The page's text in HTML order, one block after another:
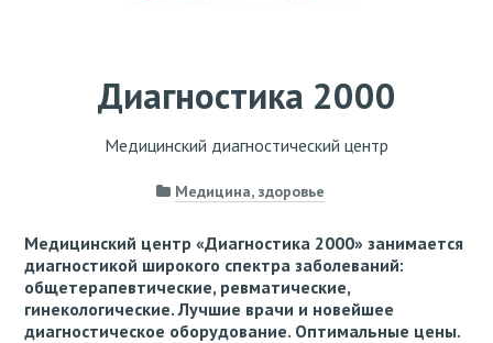
Диагностика 2000
Медицинский диагностический центр
Медицина, здоровье
Медицинский центр «Диагностика 2000» занимается
диагностикой широкого спектра заболеваний:
общетерапевтические, ревматические,
гинекологические. Лучшие врачи и новейшее
диагностическое оборудование. Оптимальные цены.